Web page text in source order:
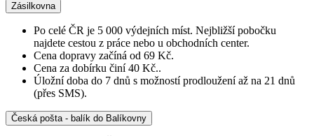
Zásilkovna
Po celé ČR je 5 000 výdejních míst. Nejbližší pobočku
najdete cestou z práce nebo u obchodních center.
Cena dopravy začíná od 69 Kč.
Cena za dobírku činí 40 Kč..
Úložní doba do 7 dnů s možností prodloužení až na 21 dnů
(přes SMS).
Česká pošta - balík do Balíkovny